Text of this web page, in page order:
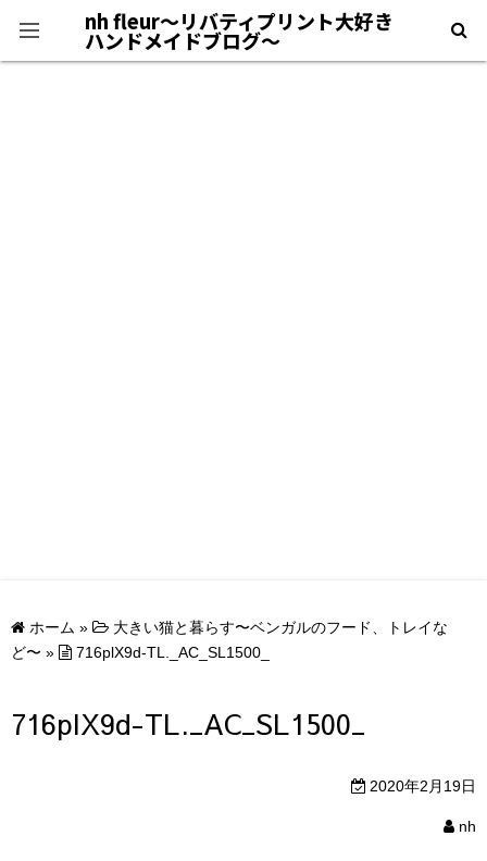
nh fleur〜リバティプリント大好き
ハンドメイドブログ〜
ホーム »
大きい猫と暮らす〜ベンガルのフード、トレイな
ど〜 » 716plX9d-TL._AC_SL1500_
716plX9d-TL._AC_SL1500_
2020年2月19日
nh